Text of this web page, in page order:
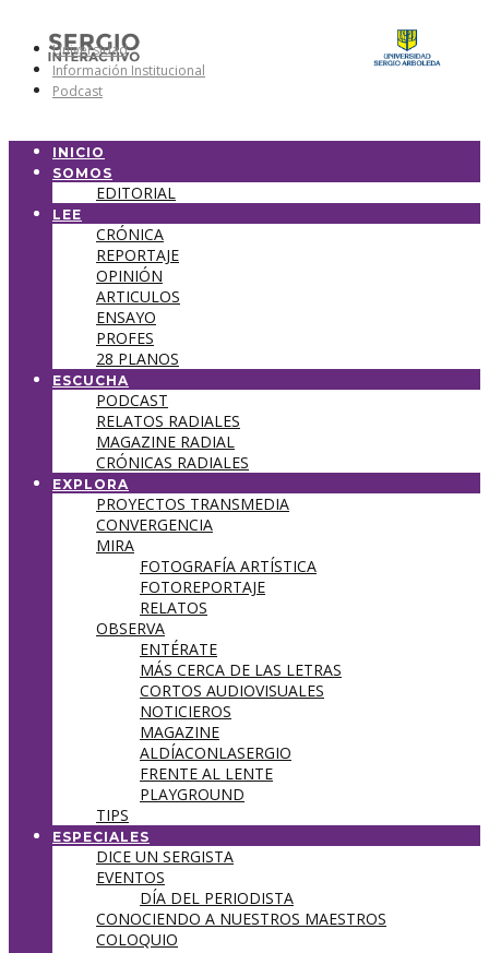
Universidad
Información Institucional
Podcast
INICIO
SOMOS
EDITORIAL
LEE
CRÓNICA
REPORTAJE
OPINIÓN
ARTICULOS
ENSAYO
PROFES
28 PLANOS
ESCUCHA
PODCAST
RELATOS RADIALES
MAGAZINE RADIAL
CRÓNICAS RADIALES
EXPLORA
PROYECTOS TRANSMEDIA
CONVERGENCIA
MIRA
FOTOGRAFÍA ARTÍSTICA
FOTOREPORTAJE
RELATOS
OBSERVA
ENTÉRATE
MÁS CERCA DE LAS LETRAS
CORTOS AUDIOVISUALES
NOTICIEROS
MAGAZINE
ALDÍACONLASERGIO
FRENTE AL LENTE
PLAYGROUND
TIPS
ESPECIALES
DICE UN SERGISTA
EVENTOS
DÍA DEL PERIODISTA
CONOCIENDO A NUESTROS MAESTROS
COLOQUIO